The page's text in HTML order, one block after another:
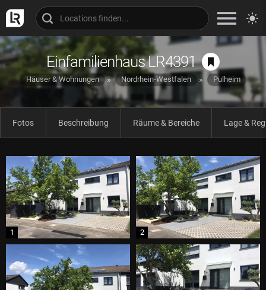
Einfamilienhaus LR4391
Häuser & Wohnungen Nordrhein-Westfalen Pulheim
Fotos Beschreibung Räume & Bereiche Lage &